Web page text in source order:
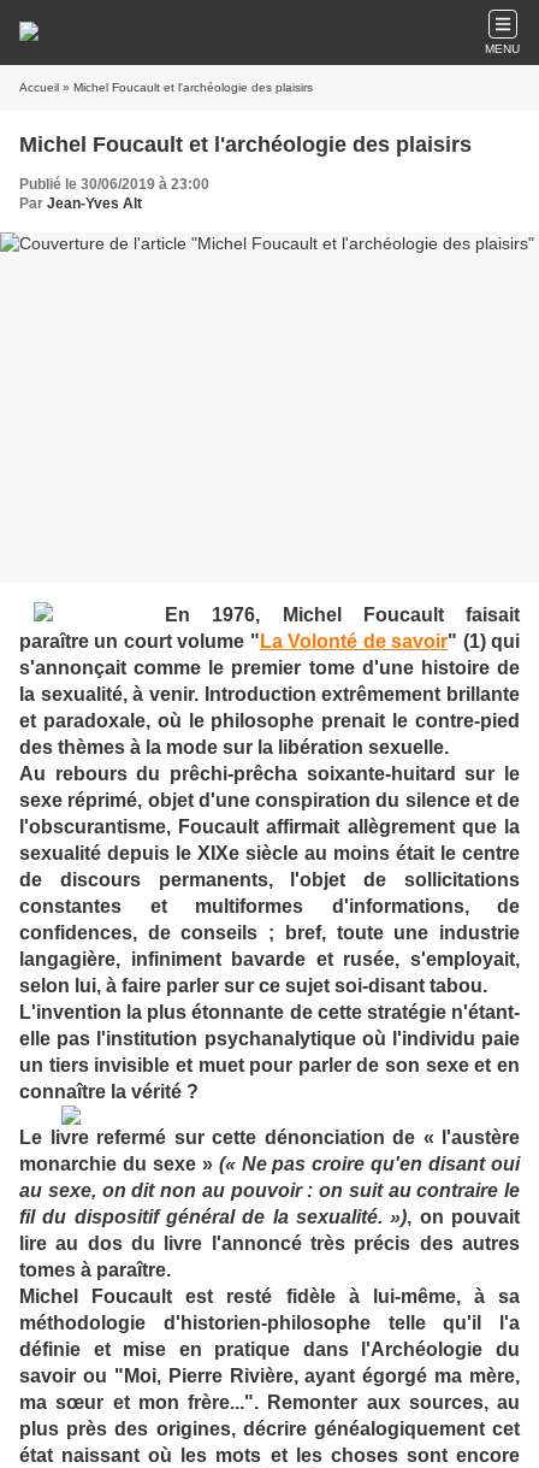
MENU
Accueil » Michel Foucault et l'archéologie des plaisirs
Michel Foucault et l'archéologie des plaisirs
Publié le 30/06/2019 à 23:00
Par Jean-Yves Alt
En 1976, Michel Foucault faisait
paraître un court volume " La Volonté de savoir" (1) qui
s'annonçait comme le premier tome d'une histoire de
la sexualité, à venir. Introduction extrêmement brillante
et paradoxale, où le philosophe prenait le contre-pied
des thèmes à la mode sur la libération sexuelle.
Au rebours du prêchi-prêcha soixante-huitard sur le
sexe réprimé, objet d'une conspiration du silence et de
l'obscurantisme, Foucault affirmait allègrement que la
sexualité depuis le XIXe siècle au moins était le centre
de discours permanents, l'objet de sollicitations
constantes et multiformes d'informations, de
confidences, de conseils ; bref, toute une industrie
langagière, infiniment bavarde et rusée, s'employait,
selon lui, à faire parler sur ce sujet soi-disant tabou.
L'invention la plus étonnante de cette stratégie n'étant-
elle pas l'institution psychanalytique où l'individu paie
un tiers invisible et muet pour parler de son sexe et en
connaître la vérité ?
Le livre refermé sur cette dénonciation de « l'austère
monarchie du sexe » (« Ne pas croire qu'en disant oui
au sexe, on dit non au pouvoir : on suit au contraire le
fil du dispositif général de la sexualité. »), on pouvait
lire au dos du livre l'annoncé très précis des autres
tomes à paraître.
Michel Foucault est resté fidèle à lui-même, à sa
méthodologie d'historien-philosophe telle qu'il l'a
définie et mise en pratique dans l'Archéologie du
savoir ou "Moi, Pierre Rivière, ayant égorgé ma mère,
ma sœur et mon frère...". Remonter aux sources, au
plus près des origines, décrire généalogiquement cet
état naissant où les mots et les choses sont encore